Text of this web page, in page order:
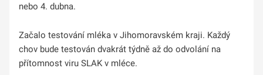
nebo 4. dubna.
Začalo testování mléka v Jihomoravském kraji. Každý
chov bude testován dvakrát týdně až do odvolání na
přítomnost viru SLAK v mléce.